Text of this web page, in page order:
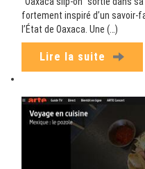
fortement inspiré d’un savoir-
l’État de Oaxaca. Une (…)
Lire la suite